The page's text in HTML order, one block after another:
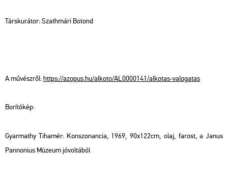
Társ­ku­rá­tor: Szath­má­ri Bo­tond
A mű­vész­ről:https://​az­o­pus.​hu/​al­ko­to/​AL0000141/​al­ko­tas-​va­lo­ga­tas
Bo­rí­tó­kép:
Gyar­ma­thy Ti­ha­mér: Kon­szo­nan­cia, 1969, 90x122cm, olaj, fa­rost, a Janus
Pan­no­ni­us Mú­ze­um jó­vol­tá­ból